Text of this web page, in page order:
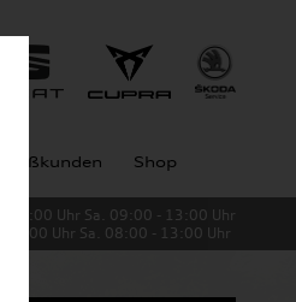
Großkunden Shop
19:00 Uhr Sa. 09:00 - 13:00 Uhr
Uhr Sa. 08:00 - 13:00 Uhr